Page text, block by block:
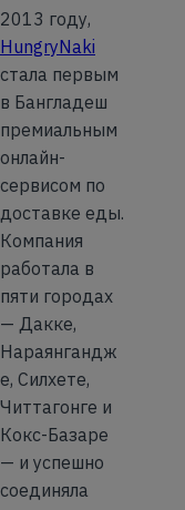
2013 году,
HungryNaki
стала первым
в Бангладеш
премиальным
онлайн-
сервисом по
доставке еды.
Компания
работала в
пяти городах
— Дакке,
Нараянгандж
е, Силхете,
Читтагонге и
Кокс-Базаре
— и успешно
соединяла